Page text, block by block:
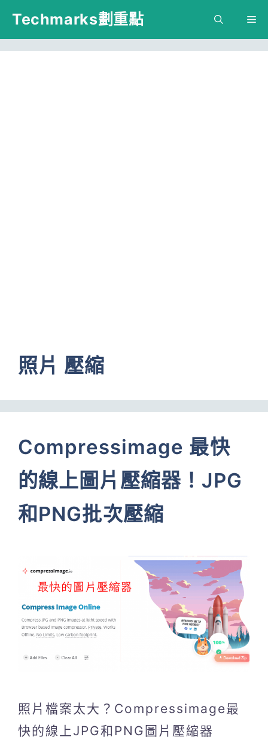
跳
主
Techmarks劃重點
照片 壓縮
Compressimage 最快
的線上圖片壓縮器！JPG
和PNG批次壓縮
照片檔案太大？Compressimage最
快的線上JPG和PNG圖片壓縮器